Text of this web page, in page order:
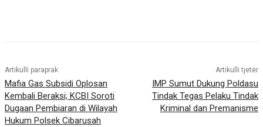
Artikulli paraprak
Mafia Gas Subsidi Oplosan
Kembali Beraksi; KCBI Soroti
Dugaan Pembiaran di Wilayah
Hukum Polsek Cibarusah
Artikulli tjetër
IMP Sumut Dukung Poldasu
Tindak Tegas Pelaku Tindak
Kriminal dan Premanisme